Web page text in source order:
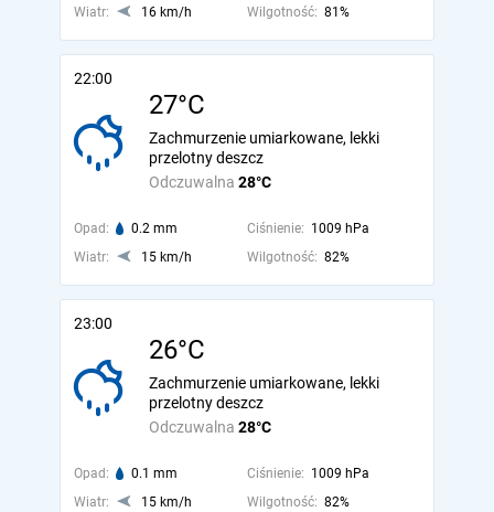
Wiatr:
16 km/h Wilgotność: 81%
22:00
27°C
Odczuwalna 28°C
Zachmurzenie umiarkowane, lekki
przelotny deszcz
Opad: 0.2 mm Ciśnienie: 1009 hPa
Wiatr:
15 km/h Wilgotność: 82%
23:00
26°C
Odczuwalna 28°C
Zachmurzenie umiarkowane, lekki
przelotny deszcz
Opad: 0.1 mm Ciśnienie: 1009 hPa
Wiatr:
15 km/h Wilgotność: 82%